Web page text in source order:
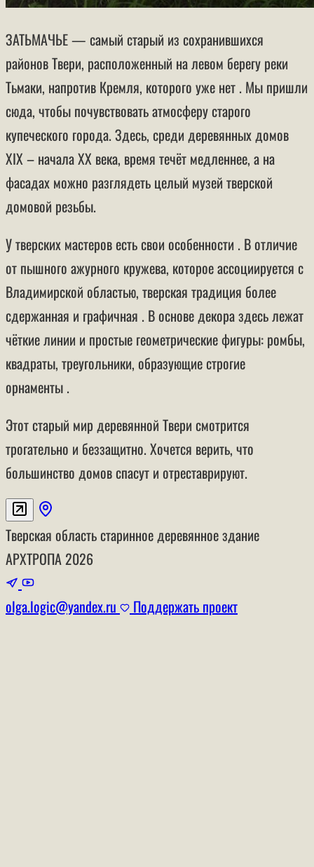
ЗАТЬМАЧЬЕ — самый старый из сохранившихся
районов Твери, расположенный на левом берегу реки
Тьмаки, напротив Кремля, которого уже нет . Мы пришли
сюда, чтобы почувствовать атмосферу старого
купеческого города. Здесь, среди деревянных домов
XIX – начала XX века, время течёт медленнее, а на
фасадах можно разглядеть целый музей тверской
домовой резьбы.
У тверских мастеров есть свои особенности . В отличие
от пышного ажурного кружева, которое ассоциируется с
Владимирской областью, тверская традиция более
сдержанная и графичная . В основе декора здесь лежат
чёткие линии и простые геометрические фигуры: ромбы,
квадраты, треугольники, образующие строгие
орнаменты .
Этот старый мир деревянной Твери смотрится
трогательно и беззащитно. Хочется верить, что
большинство домов спасут и отреставрируют.
Тверская областьстаринное деревянное здание
АРХТРОПА 2026
olga.logic@yandex.ru Поддержать проект